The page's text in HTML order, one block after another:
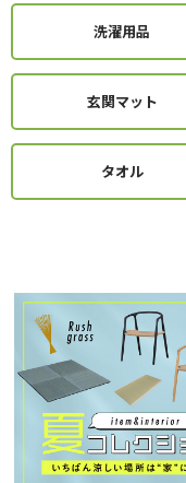
洗濯用品
玄関マット
タオル